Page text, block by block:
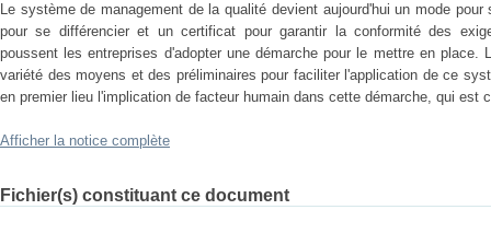
Le système de management de la qualité devient aujourd'hui un mode
pour se différencier et un certificat pour garantir la conformité des
poussent les entreprises d'adopter une démarche pour le mettre en place.
variété des moyens et des préliminaires pour faciliter l'application de ce
en premier lieu l'implication de facteur humain dans cette démarche, qui est
Afficher la notice complète
Fichier(s) constituant ce document